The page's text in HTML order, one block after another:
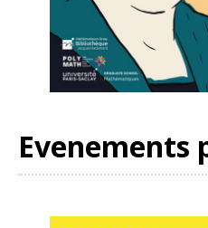
Evenements